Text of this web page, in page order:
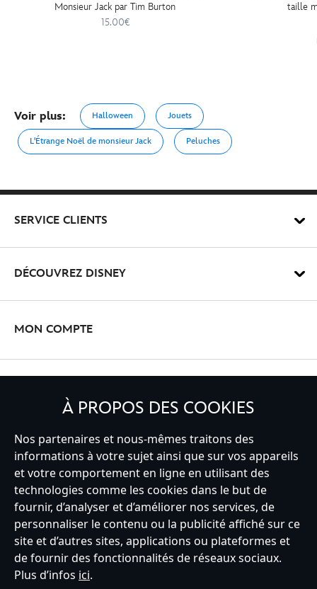
Monsieur Jack par Tim Burton
15.00€
taille
Voir plus: Halloween Jouets
L'Étrange Noël de monsieur Jack Peluches
SERVICE CLIENTS
DÉCOUVREZ DISNEY
MON COMPTE
France
Service clients Conditions d’utilisation
Trouver un magasin
Plan du site
Règles de respect de la vie privée
Politique de cookies
Notice relative à la confidentialité
Conditions générales de vente
À PROPOS DES COOKIES
Nos partenaires et nous-mêmes traitons des
informations à votre sujet ainsi que sur vos appareils
et votre comportement en ligne en utilisant des
technologies comme les cookies dans le but de
fournir, d’analyser et d’améliorer nos services, de
personnaliser le contenu ou la publicité affiché sur ce
site et d’autres sites, applications ou plateformes et
de fournir des fonctionnalités de réseaux sociaux.
Plus d’infos ici.